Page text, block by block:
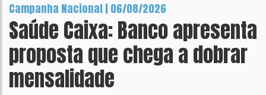
Campanha Nacional | 06/08/2026
Saúde Caixa: Banco apresenta
proposta que chega a dobrar
mensalidade